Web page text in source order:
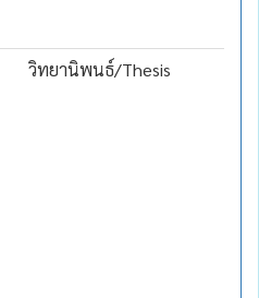
วิทยานิพนธ์/Thesis